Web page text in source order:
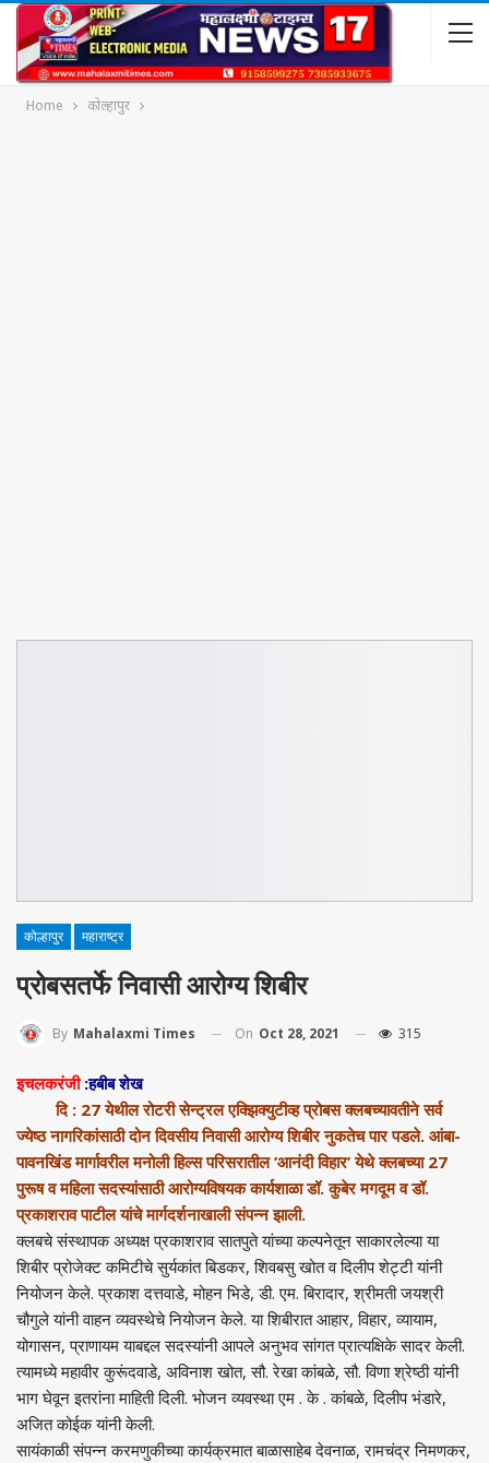
Home कोल्हापुर
कोल्हापुर महाराष्ट्र
प्रोबसतर्फे निवासी आरोग्य शिबीर
By Mahalaxmi Times On Oct 28, 2021 315
इचलकरंजी:हबीब शेख
दि : 27 येथील रोटरी सेन्ट्रल एक्झिक्युटीव्ह प्रोबस क्लबच्यावतीने सर्व
ज्येष्ठ नागरिकांसाठी दोन दिवसीय निवासी आरोग्य शिबीर नुकतेच पार पडले. आंबा-
पावनखिंड मार्गावरील मनोली हिल्स परिसरातील ’आनंदी विहार’ येथे क्लबच्या 27
पुरूष व महिला सदस्यांसाठी आरोग्यविषयक कार्यशाळा डॉ. कुबेर मगदूम व डॉ.
प्रकाशराव पाटील यांचे मार्गदर्शनाखाली संपन्न झाली.
क्लबचे संस्थापक अध्यक्ष प्रकाशराव सातपुते यांच्या कल्पनेतून साकारलेल्या या
शिबीर प्रोजेक्ट कमिटीचे सुर्यकांत बिडकर, शिवबसु खोत व दिलीप शेट्टी यांनी
नियोजन केले. प्रकाश दत्तवाडे, मोहन भिडे, डी. एम. बिरादार, श्रीमती जयश्री
चौगुले यांनी वाहन व्यवस्थेचे नियोजन केले. या शिबीरात आहार, विहार, व्यायाम,
योगासन, प्राणायम याबद्दल सदस्यांनी आपले अनुभव सांगत प्रात्यक्षिके सादर केली.
त्यामध्ये महावीर कुरूंदवाडे, अविनाश खोत, सौ. रेखा कांबळे, सौ. विणा श्रेष्ठी यांनी
भाग घेवून इतरांना माहिती दिली. भोजन व्यवस्था एम . के . कांबळे, दिलीप भंडारे,
अजित कोईक यांनी केली.
सायंकाळी संपन्न करमणुकीच्या कार्यक्रमात बाळासाहेब देवनाळ, रामचंद्र निमणकर,